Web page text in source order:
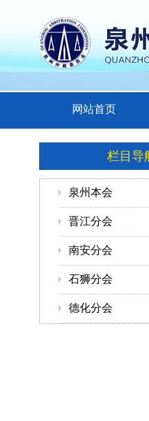
网站首页
栏目导
泉州本会
晋江分会
南安分会
石狮分会
德化分会